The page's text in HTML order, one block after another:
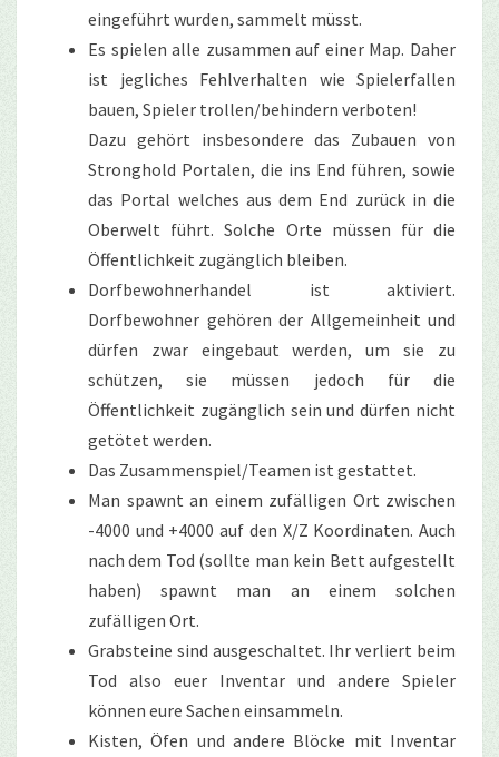
eingeführt wurden, sammelt müsst.
Es spielen alle zusammen auf einer Map. Daher
ist jegliches Fehlverhalten wie Spielerfallen
bauen, Spieler trollen/behindern verboten!
Dazu gehört insbesondere das Zubauen von
Stronghold Portalen, die ins End führen, sowie
das Portal welches aus dem End zurück in die
Oberwelt führt. Solche Orte müssen für die
Öffentlichkeit zugänglich bleiben.
Dorfbewohnerhandel ist aktiviert.
Dorfbewohner gehören der Allgemeinheit und
dürfen zwar eingebaut werden, um sie zu
schützen, sie müssen jedoch für die
Öffentlichkeit zugänglich sein und dürfen nicht
getötet werden.
Das Zusammenspiel/Teamen ist gestattet.
Man spawnt an einem zufälligen Ort zwischen
-4000 und +4000 auf den X/Z Koordinaten. Auch
nach dem Tod (sollte man kein Bett aufgestellt
haben) spawnt man an einem solchen
zufälligen Ort.
Grabsteine sind ausgeschaltet. Ihr verliert beim
Tod also euer Inventar und andere Spieler
können eure Sachen einsammeln.
Kisten, Öfen und andere Blöcke mit Inventar